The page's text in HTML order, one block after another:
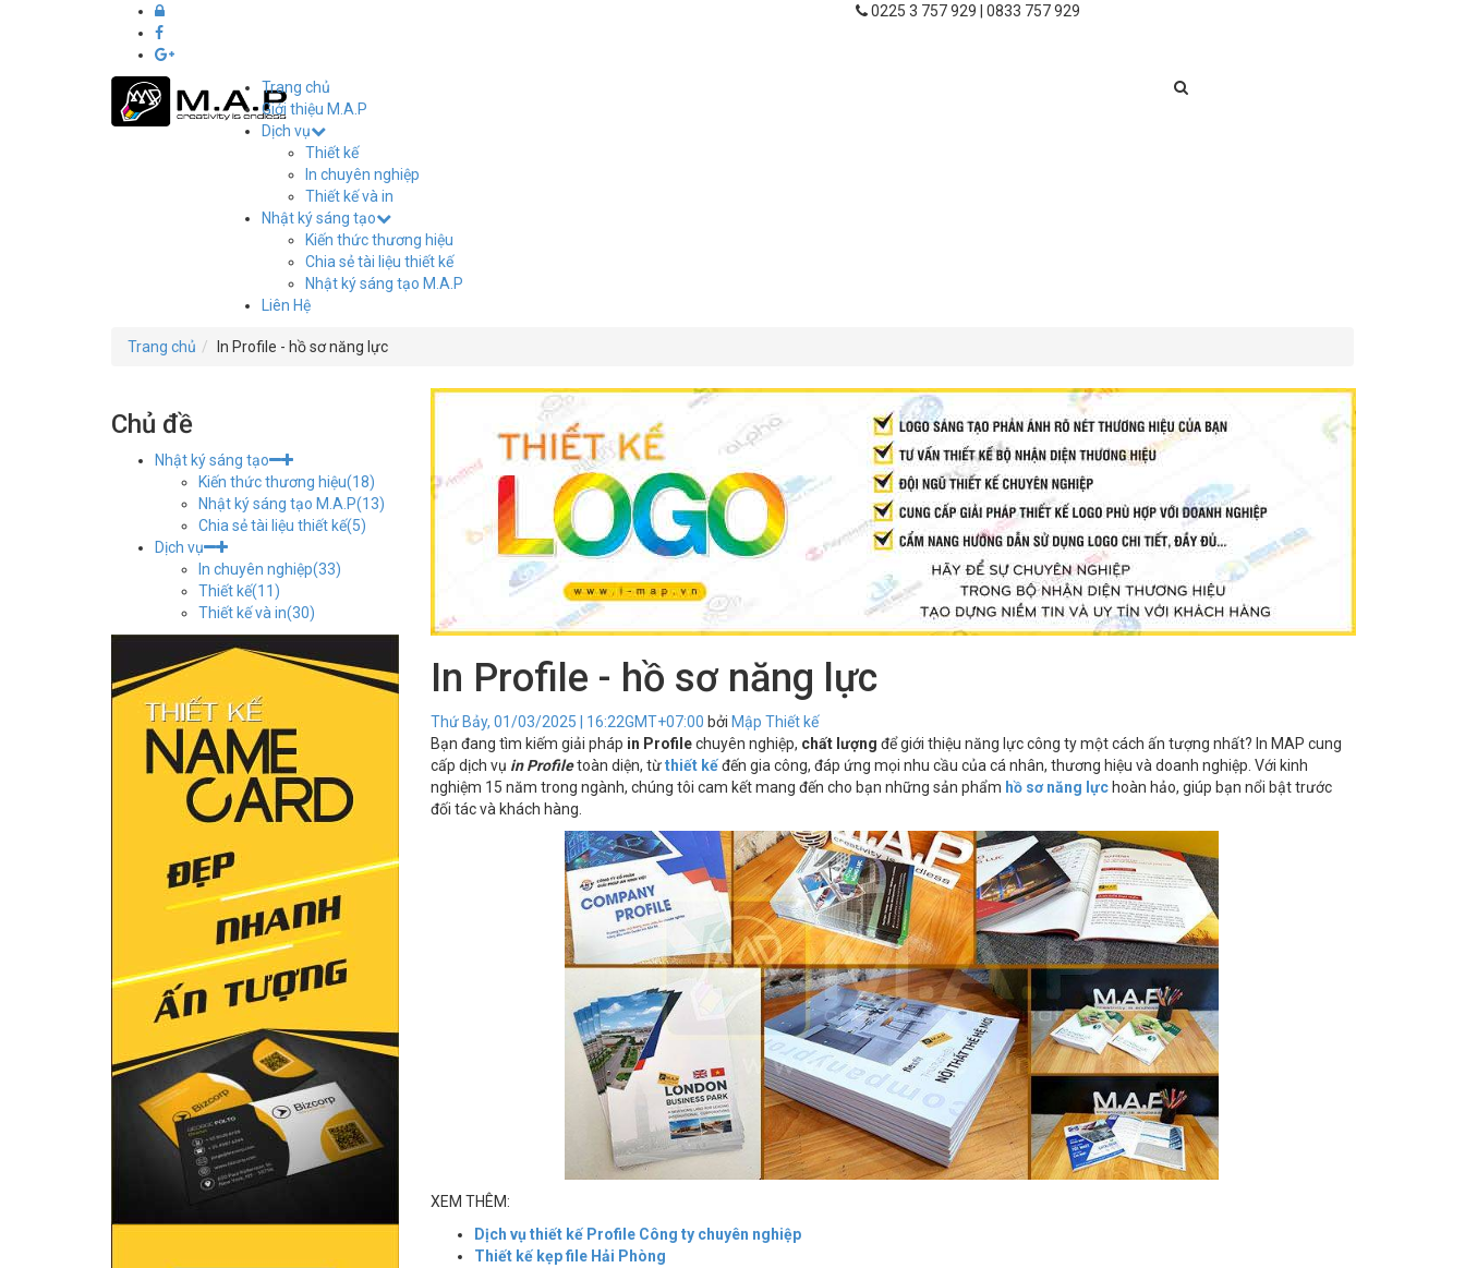
0225 3 757 929 | 0833 757 929
Hải
Phòng
Trang chủ
Giới thiệu M.A.P
Dịch vụ
Thiết kế
In chuyên nghiệp
Thiết kế và in
Nhật ký sáng tạo
Kiến thức thương hiệu
Chia sẻ tài liệu thiết kế
Nhật ký sáng tạo M.A.P
Liên Hệ
Trang chủ In Profile - hồ sơ năng lực
Chủ đề
Nhật ký sáng tạo
Kiến thức thương hiệu(18)
Nhật ký sáng tạo M.A.P(13)
Chia sẻ tài liệu thiết kế(5)
Dịch vụ
In chuyên nghiệp(33)
Thiết kế(11)
Thiết kế và in(30)
In Profile - hồ sơ năng lực
Thứ Bảy, 01/03/2025 | 16:22GMT+07:00 bởi Mập Thiết kế
Bạn đang tìm kiếm giải pháp in Profilechuyên nghiệp, chất lượng để giới thiệu năng lực công ty một cách ấn tượng nhất? In MAP cung
cấp dịch vụ in Profiletoàn diện, từthiết kếđến gia công, đáp ứng mọi nhu cầu của cá nhân, thương hiệu và doanh nghiệp. Với kinh
nghiệm 15 năm trong ngành, chúng tôi cam kết mang đến cho bạn những sản phẩm hồ sơ năng lựchoàn hảo, giúp bạn nổi bật trước
đối tác và khách hàng.
XEM THÊM:
Dịch vụ thiết kế Profile Công ty chuyên nghiệp
Thiết kế kẹp file Hải Phòng